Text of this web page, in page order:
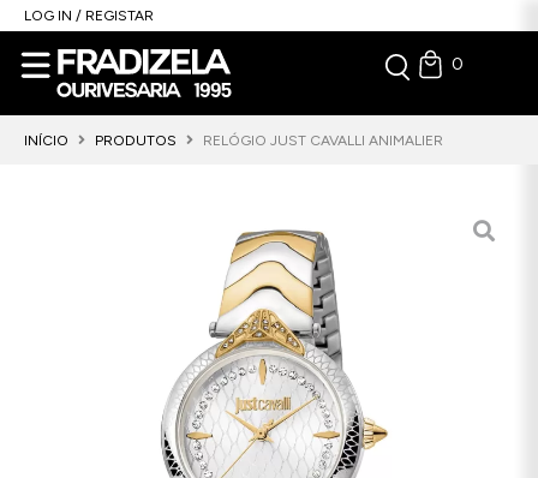
LOG IN / REGISTAR
0
INÍCIO PRODUTOS RELÓGIO JUST CAVALLI ANIMALIER